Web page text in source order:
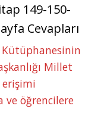
149-150-
Cevapları
Kütüphanesinin
Millet
ve öğrencilere